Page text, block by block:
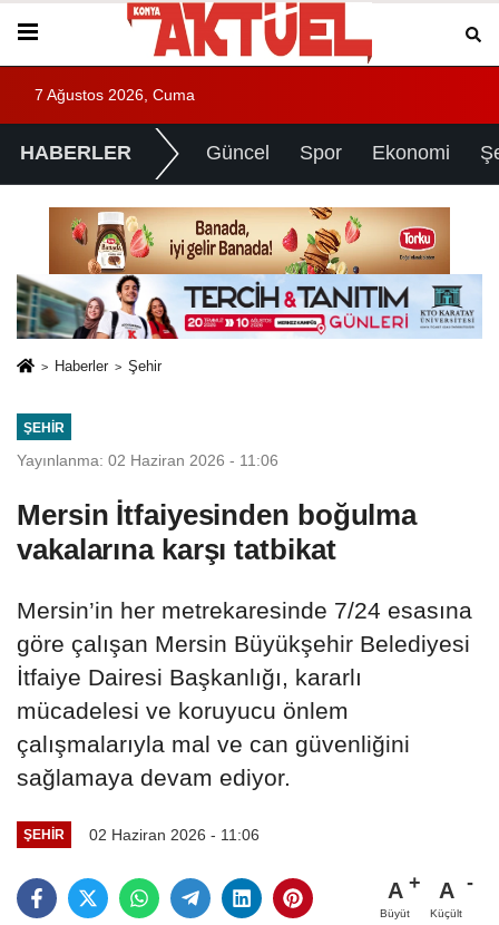
7 Ağustos 2026, Cuma
HABERLER Güncel Spor Ekonomi
Haberler Şehir
ŞEHIR
Yayınlanma: 02 Haziran 2026 - 11:06
Mersin İtfaiyesinden boğulma
vakalarına karşı tatbikat
Mersin’in her metrekaresinde 7/24 esasına
göre çalışan Mersin Büyükşehir Belediyesi
İtfaiye Dairesi Başkanlığı, kararlı
mücadelesi ve koruyucu önlem
çalışmalarıyla mal ve can güvenliğini
sağlamaya devam ediyor.
ŞEHIR 02 Haziran 2026 - 11:06
A
Büyüt
A
Küçült